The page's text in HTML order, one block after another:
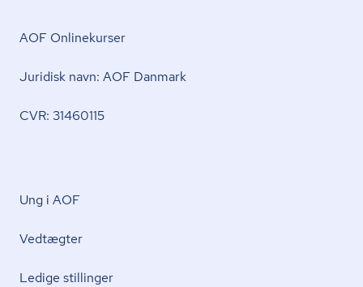
AOF Onlinekurser
Juridisk navn: AOF Danmark
CVR: 31460115
Ung i AOF
Vedtægter
Ledige stillinger